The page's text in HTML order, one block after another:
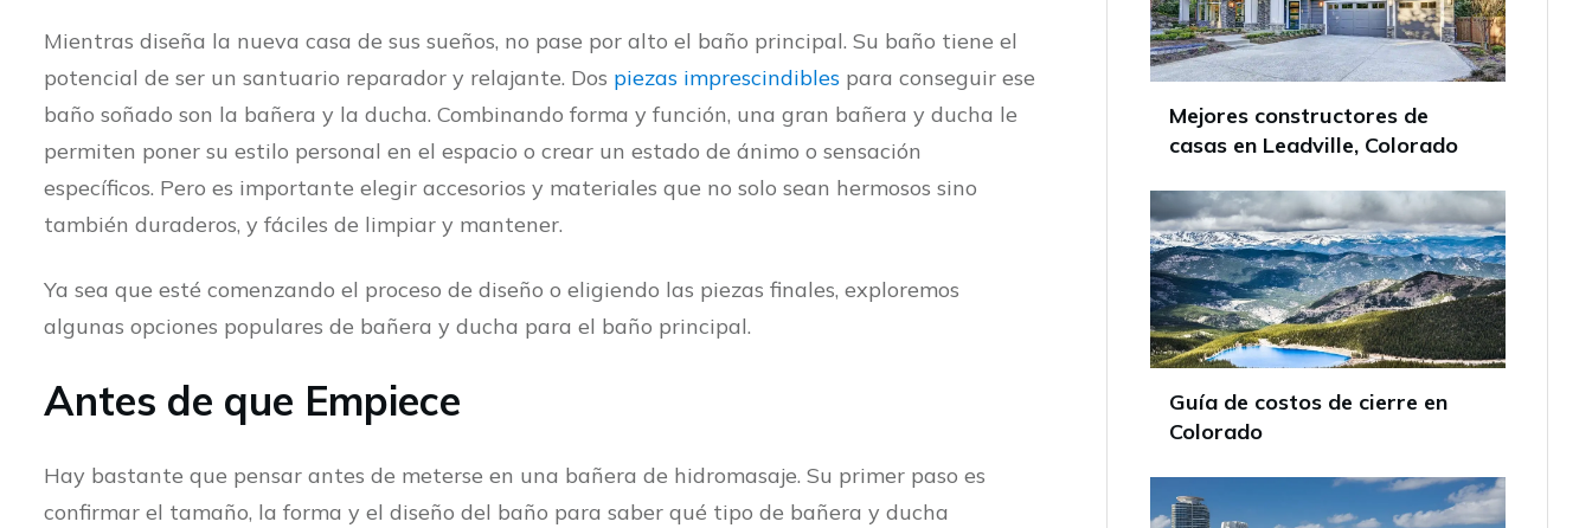
Mientras diseña la nueva casa de sus sueños, no pase por alto el baño principal. Su baño tiene el
potencial de ser un santuario reparador y relajante. Dos piezas imprescindibles para conseguir ese
baño soñado son la bañera y la ducha. Combinando forma y función, una gran bañera y ducha le
permiten poner su estilo personal en el espacio o crear un estado de ánimo o sensación
específicos. Pero es importante elegir accesorios y materiales que no solo sean hermosos sino
también duraderos, y fáciles de limpiar y mantener.
Ya sea que esté comenzando el proceso de diseño o eligiendo las piezas finales, exploremos
algunas opciones populares de bañera y ducha para el baño principal.
Antes de que Empiece
Hay bastante que pensar antes de meterse en una bañera de hidromasaje. Su primer paso es
confirmar el tamaño, la forma y el diseño del baño para saber qué tipo de bañera y ducha
Mejores constructores de
casas en Leadville, Colorado
Guía de costos de cierre en
Colorado